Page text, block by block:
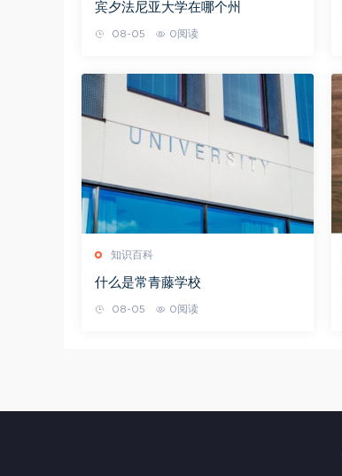
宾夕法尼亚大学在哪个州
08-05 0阅读
知识百科
什么是常青藤学校
08-05 0阅读